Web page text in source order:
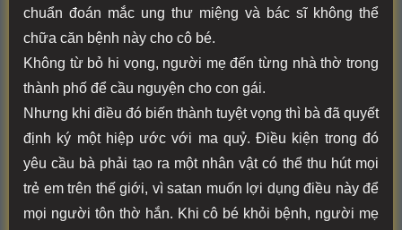
chuẩn đoán mắc ung thư miệng và bác sĩ không thể
chữa căn bệnh này cho cô bé.
Không từ bỏ hi vọng, người mẹ đến từng nhà thờ trong
thành phố để cầu nguyện cho con gái.
Nhưng khi điều đó biến thành tuyệt vọng thì bà đã quyết
định ký một hiệp ước với ma quỷ. Điều kiện trong đó
yêu cầu bà phải tạo ra một nhân vật có thể thu hút mọi
trẻ em trên thế giới, vì satan muốn lợi dụng điều này để
mọi người tôn thờ hắn. Khi cô bé khỏi bệnh, người mẹ